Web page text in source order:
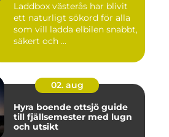
Laddbox västerås har blivit
ett naturligt sökord för alla
som vill ladda elbilen snabbt,
säkert och ...
02. aug
Hyra boende ottsjö guide
till fjällsemester med lugn
och utsikt